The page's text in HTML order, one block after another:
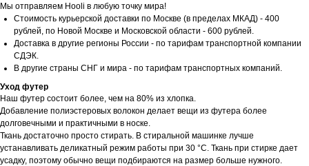
Мы отправляем Hooli в любую точку мира!
Стоимость курьерской доставки по Москве (в пределах МКАД) - 400
рублей, по Новой Москве и Московской области - 600 рублей.
Доставка в другие регионы России - по тарифам транспортной компании
СДЭК.
В другие страны СНГ и мира - по тарифам транспортных компаний.
Уход футер
Наш футер состоит более, чем на 80% из хлопка.
Добавление полиэстеровых волокон делает вещи из футера более
долговечными и практичными в носке.
Ткань достаточно просто стирать. В стиральной машинке лучше
устанавливать деликатный режим работы при 30 °С. Ткань при стирке дает
усадку, поэтому обычно вещи подбираются на размер больше нужного.